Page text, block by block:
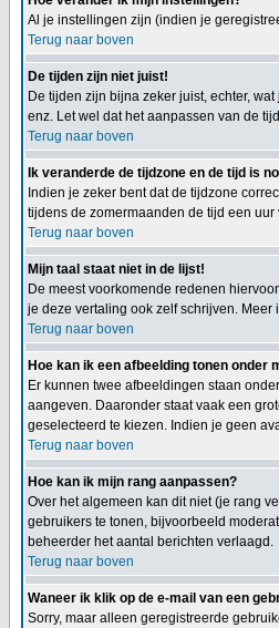
Al je instellingen zijn (indien je
Terug naar boven
De tijden zijn niet juist!
De tijden zijn bijna zeker juist, echter,
enz. Let wel dat het aanpassen van de
Terug naar boven
Ik veranderde de tijdzone en de tijd is
Indien je zeker bent dat de tijdzone
tijdens de zomermaanden de tijd een
Terug naar boven
Mijn taal staat niet in de lijst!
De meest voorkomende redenen
je deze vertaling ook zelf schrijven.
Terug naar boven
Hoe kan ik een afbeelding tonen onder
Er kunnen twee afbeeldingen staan
aangeven. Daaronder staat vaak een
geselecteerd te kiezen. Indien je geen
Terug naar boven
Hoe kan ik mijn rang aanpassen?
Over het algemeen kan dit niet (je rang
gebruikers te tonen, bijvoorbeeld
beheerder het aantal berichten verlaagd.
Terug naar boven
Waneer ik klik op de e-mail van een
Sorry, maar alleen geregistreerde